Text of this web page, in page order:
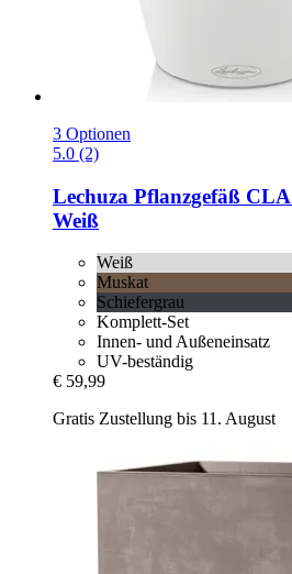
3 Optionen
5.0 (2)
Lechuza Pflanzgefäß
Weiß
Weiß
Muskat
Schiefergrau
Komplett-Set
Innen- und Außeneinsatz
UV-beständig
€ 59,99
Gratis Zustellung bis 11. August